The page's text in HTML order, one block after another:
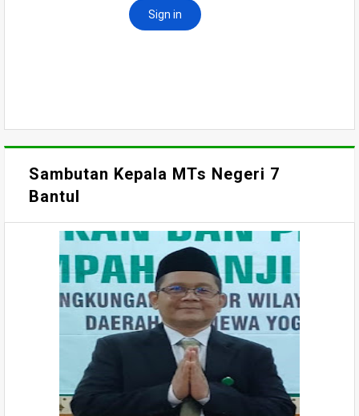
Sambutan Kepala MTs Negeri 7
Bantul